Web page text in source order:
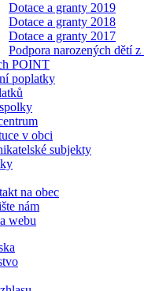
Dotace a granty 2019
Dotace a granty 2018
Dotace a granty 2017
Podpora narozených dětí
POINT
poplatky
v obci
subjekty
na obec
nám
webu